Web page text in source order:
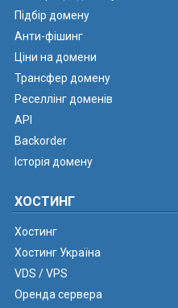
Підбір домену
Анти-фішинг
Ціни на домени
Трансфер домену
Реселлінг доменів
API
Backorder
Історія домену
ХОСТИНГ
Хостинг
Хостинг Україна
VDS / VPS
Оренда сервера